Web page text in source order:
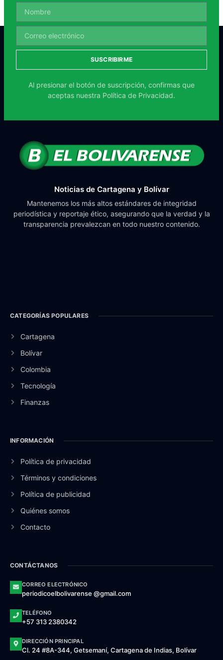
SUSCRIBIRME
Al presionar el botón de suscripción, confirmas que
aceptas nuestra Política de Privacidad.
Noticias de Cartagena y Bolívar
Mantenemos los más altos estándares de integridad
periodística y reportaje ético, asegurando que la verdad y la
transparencia prevalezcan en todo nuestro contenido.
CATEGORÍAS POPULARES
Cartagena
Bolívar
Colombia
Tecnología
Finanzas
INFORMACIÓN
Política de privacidad
Términos y condiciones
Política de publicidad
Quiénes somos
Contacto
CONTÁCTANOS
CORREO ELECTRÓNICO
periodicoelbolivarense @gmail.com
TELÉFONO
+57 313 2380342
DIRECCIÓN PRINCIPAL
Cl. 24 #8A-344, Getsemaní, Cartagena de Indias, Bolívar